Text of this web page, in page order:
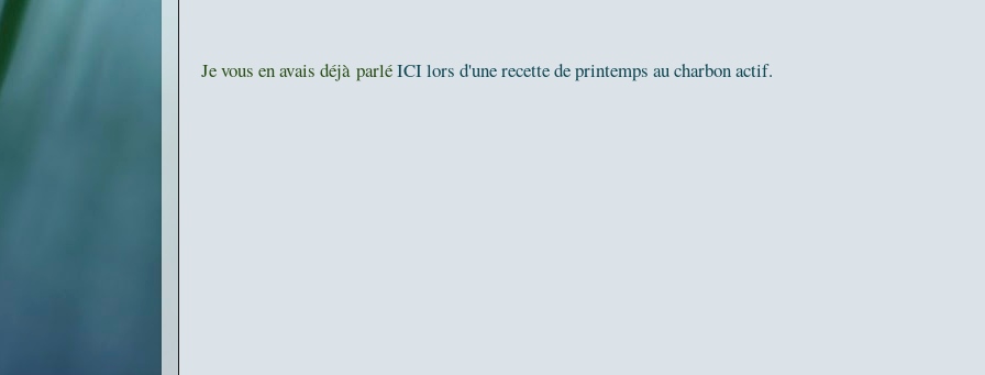
Je vous en avais déjà parléICI lors d'une recette de printemps au charbon actif.